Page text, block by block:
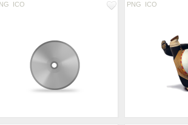
ICO PNG ICO